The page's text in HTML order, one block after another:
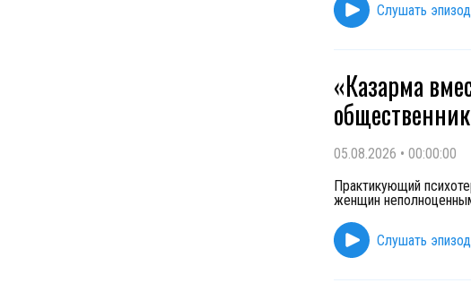
Слушать эпизод
«Казарма
05.08.2026 • 00:00:00
Практикующий
женщин
Слушать эпизод